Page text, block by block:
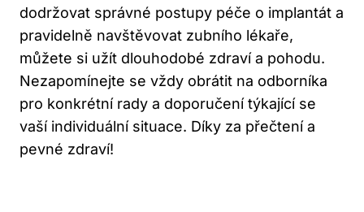
dodržovat správné postupy péče o implantát a
pravidelně navštěvovat zubního lékaře,
můžete si užít dlouhodobé zdraví a pohodu.
Nezapomínejte se vždy obrátit na odborníka
pro konkrétní rady a doporučení týkající se
vaší individuální situace. Díky za přečtení a
pevné zdraví!